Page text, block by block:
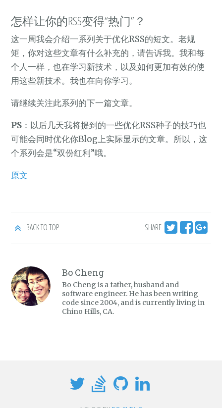
怎样让你的RSS变得“热门”？
这一周我会介绍一系列关于优化RSS的短文。老规
矩，你对这些文章有什么补充的，请告诉我。我和每
个人一样，也在学习新技术，以及如何更加有效的使
用这些新技术。我也在向你学习。
请继续关注此系列的下一篇文章。
PS ：以后几天我将提到的一些优化RSS种子的技巧也
可能会同时优化你Blog上实际显示的文章。所以，这
个系列会是“双份红利”哦。
原文
BACK TO TOP SHARE
Bo Cheng
Bo Cheng is a father, husband and
software engineer. He has been writing
code since 2004, and is currently living in
Chino Hills, CA.